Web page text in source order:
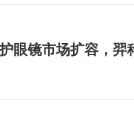
眼镜市场扩容，羿